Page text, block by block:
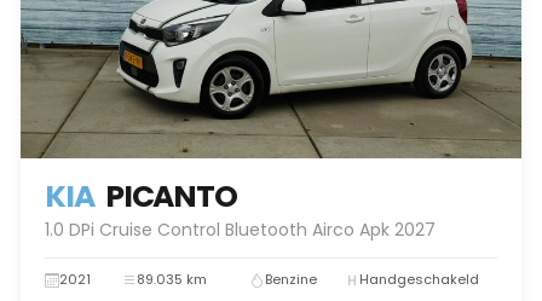
KIA PICANTO
1.0 DPi Cruise Control Bluetooth Airco Apk 2027
2021 89.035 km Benzine Handgeschakeld